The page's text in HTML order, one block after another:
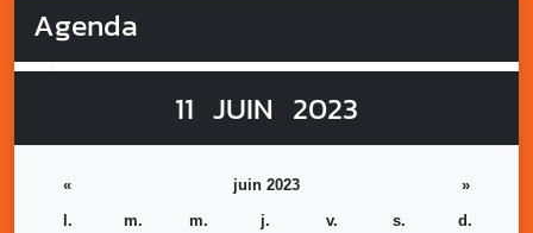
Agenda
11 JUIN 2023
« juin 2023
»
l.
m. m. j. v. s. d.